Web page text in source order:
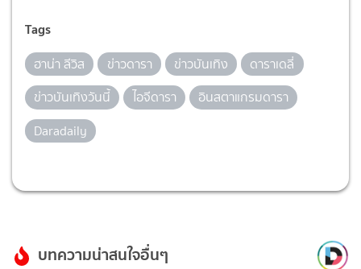
Tags
ฮาน่า ลีวิส ข่าวดารา ข่าวบันเทิง
ดาราเดลี่
ข่าวบันเทิงวันนี้
ไอจีดารา
อินสตาแกรมดารา
Daradaily
บทความน่าสนใจอื่นๆ